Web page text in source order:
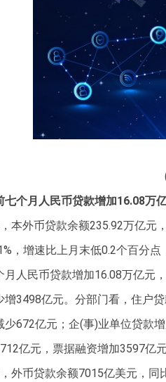
七个月人民币贷款增加16.08万
本外币贷款余额235.92万亿元
，增速比上月末低0.2个百分点
月人民币贷款增加16.08万亿元
增3498亿元。分部门看，住户
少672亿元；企(事)业单位贷款
亿元，票据融资增加3597亿
外币贷款余额7015亿美元，同